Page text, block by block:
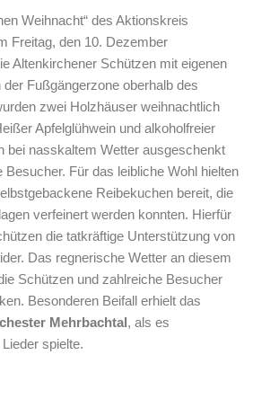
Weihnacht“ des Aktionskreis
Freitag, den 10. Dezember
Altenkirchener Schützen mit eigenen
Fußgängerzone oberhalb des
zwei Holzhäuser weihnachtlich
Apfelglühwein und alkoholfreier
bei nasskaltem Wetter ausgeschenkt
Besucher. Für das leibliche Wohl hielten
Reibekuchen bereit, die
verfeinert werden konnten. Hierfür
die tatkräftige Unterstützung von
Das regnerische Wetter an diesem
Schützen und zahlreiche Besucher
Besonderen Beifall erhielt das
Mehrbachtal, als es
spielte.